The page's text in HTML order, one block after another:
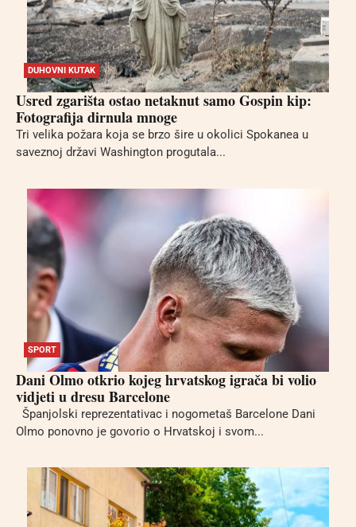
DUHOVNI KUTAK
Usred zgarišta ostao netaknut samo Gospin kip:
Fotografija dirnula mnoge
Tri velika požara koja se brzo šire u okolici Spokanea u
saveznoj državi Washington progutala...
SPORT
Dani Olmo otkrio kojeg hrvatskog igrača bi volio
vidjeti u dresu Barcelone
Španjolski reprezentativac i nogometaš Barcelone Dani
Olmo ponovno je govorio o Hrvatskoj i svom...